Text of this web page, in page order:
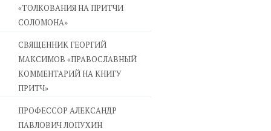
«ТОЛКОВАНИЯ НА ПРИТЧИ
СОЛОМОНА»
CВЯЩЕННИК ГЕОРГИЙ
МАКСИМОВ «ПРАВОСЛАВНЫЙ
КОММЕНТАРИЙ НА КНИГУ
ПРИТЧ»
ПРОФЕССОР АЛЕКСАНДР
ПАВЛОВИЧ ЛОПУХИН